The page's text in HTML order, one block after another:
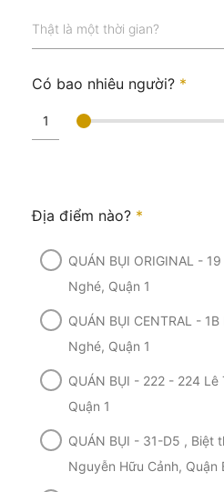
Thật là một thời gian?
Có bao nhiêu người? *
Địa điểm nào? *
QUÁN BỤI ORIGINAL -
Nghé, Quận 1
QUÁN BỤI CENTRAL -
Nghé, Quận 1
QUÁN BỤI - 222 - 224 Lê
Quận 1
QUÁN BỤI - 31-D5 , Biệt
Nguyễn Hữu Cảnh, Quận